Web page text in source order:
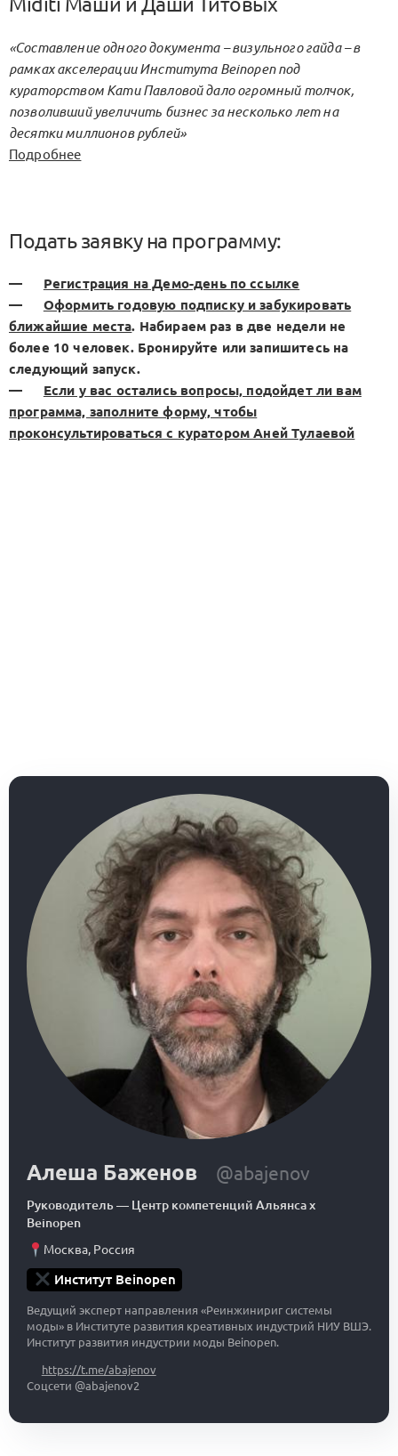
«Составление одного документа – визульного гайда – в
рамках акселерации Института Beinopen под
кураторством Кати Павловой дало огромный толчок,
позволивший увеличить бизнес за несколько лет на
десятки миллионов рублей»
Подробнее
Подать заявку на программу:
—
Регистрация на Демо-день по ссылке
—
Оформить годовую подписку и забукировать
ближайшие места. Набираем раз в две недели не
более 10 человек. Бронируйте или запишитесь на
следующий запуск.
—
Если у вас остались вопросы, подойдет ли вам
программа, заполните форму, чтобы
проконсультироваться с куратором Аней Тулаевой
Алеша Баженов @abajenov
Руководитель— Центр компетенций Альянса x
Beinopen
Москва, Россия
Институт Beinopen
Ведущий эксперт направления «Реинжинириг системы
моды» в Институте развития креативных индустрий НИУ ВШЭ.
Институт развития индустрии моды Beinopen.
https://t.me/abajenov
Соцсети @abajenov2